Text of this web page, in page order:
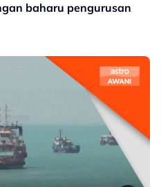
baharu pengurusan